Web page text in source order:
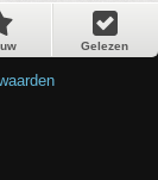
Gelezen